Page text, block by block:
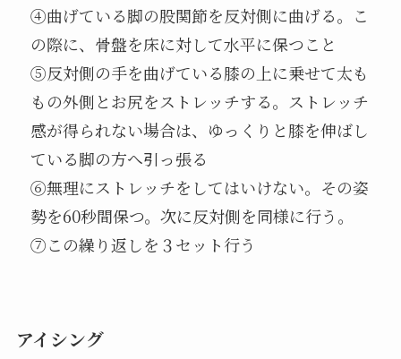
④曲げている脚の股関節を反対側に曲げる。こ
の際に、骨盤を床に対して水平に保つこと
⑤反対側の手を曲げている膝の上に乗せて太も
もの外側とお尻をストレッチする。ストレッチ
感が得られない場合は、ゆっくりと膝を伸ばし
ている脚の方へ引っ張る
⑥無理にストレッチをしてはいけない。その姿
勢を60秒間保つ。次に反対側を同様に行う。
⑦この繰り返しを３セット行う
アイシング